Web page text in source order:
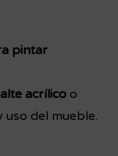
pintar
acrílico o
uso del mueble.